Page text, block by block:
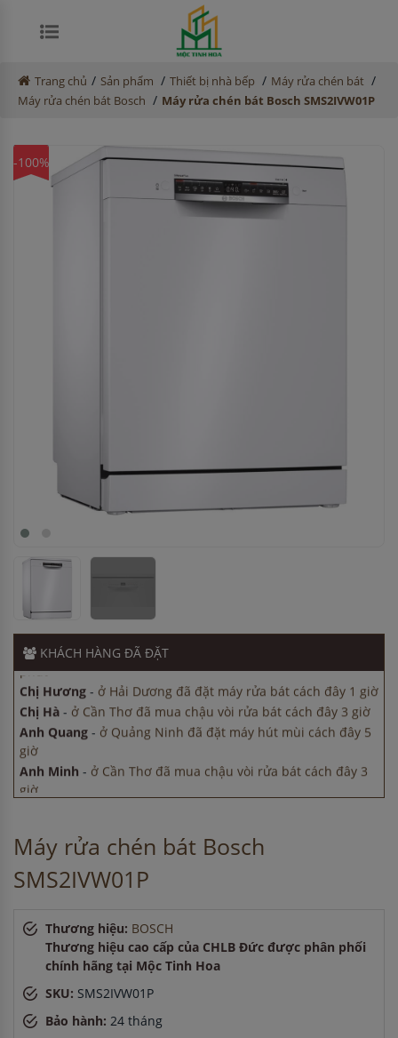
Trang chủ / Sản phẩm / Thiết bị nhà bếp / Máy rửa chén bát /
Máy rửa chén bát Bosch / Máy rửa chén bát Bosch SMS2IVW01P
-100%
KHÁCH HÀNG ĐÃ ĐẶT
Chị Hà
ở Quảng Ninh đã đặt máy hút mùi cách đây 5
giờ
giờ
Anh Hùng-ở Đồng Nai đã mua máy sấy bát cách đây 15
phút
Chị Hương-ở Hải Dương đã đặt máy rửa bát cách đây 1 giờ
Chị Hà-ở Cần Thơ đã mua chậu vòi rửa bát cách đây 3 giờ
Anh Quang
giờ
Anh Minh
phút
Chị Hương
Chị Hà-ở Cần Thơ đã mua chậu vòi rửa bát cách đây 3 giờ
giờ
Anh Minh-ở Cần Thơ đã mua chậu vòi rửa bát cách đây 3
Máy rửa chén bát Bosch
SMS2IVW01P
Thương hiệu: BOSCH
Thương hiệu cao cấp của CHLB Đức được phân phối
chính hãng tại Mộc Tinh Hoa
SKU: SMS2IVW01P
Bảo hành: 24 tháng